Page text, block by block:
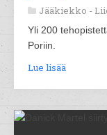
Jääkiekko -
Yli 200
Poriin.
Lue lisää